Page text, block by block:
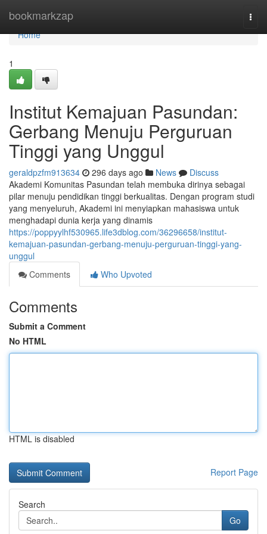
bookmarkzap
Home
Home
1
Institut Kemajuan Pasundan:
Gerbang Menuju Perguruan
Tinggi yang Unggul
geraldpzfm913634 296 days ago News
Discuss
Akademi Komunitas Pasundan telah membuka dirinya sebagai
pilar menuju pendidikan tinggi berkualitas. Dengan program studi
yang menyeluruh, Akademi ini menyiapkan mahasiswa untuk
menghadapi dunia kerja yang dinamis
https://poppyylhf530965.life3dblog.com/36296658/institut-
kemajuan-pasundan-gerbang-menuju-perguruan-tinggi-yang-
unggul
Comments
Who Upvoted
Comments
Submit a Comment
No HTML
HTML is disabled
Report Page
Search
Go